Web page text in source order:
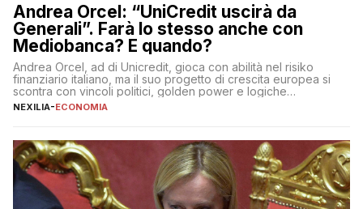
Andrea Orcel: “UniCredit uscirà da
Generali”. Farà lo stesso anche con
Mediobanca? E quando?
Andrea Orcel, ad di Unicredit, gioca con abilità nel risiko
finanziario italiano, ma il suo progetto di crescita europea si
scontra con vincoli politici, golden power e logiche
protezionistiche. Orcel e la mossa su Generali Andrea Orcel,
NEXILIA-ECONOMIA